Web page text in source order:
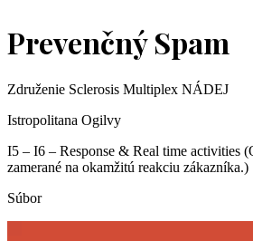
Prevenčný Spam
Združenie Sclerosis Multiplex NÁDEJ
Istropolitana Ogilvy
I5 – I6 – Response & Real time activities
zamerané na okamžitú reakciu zákazníka.)
Súbor